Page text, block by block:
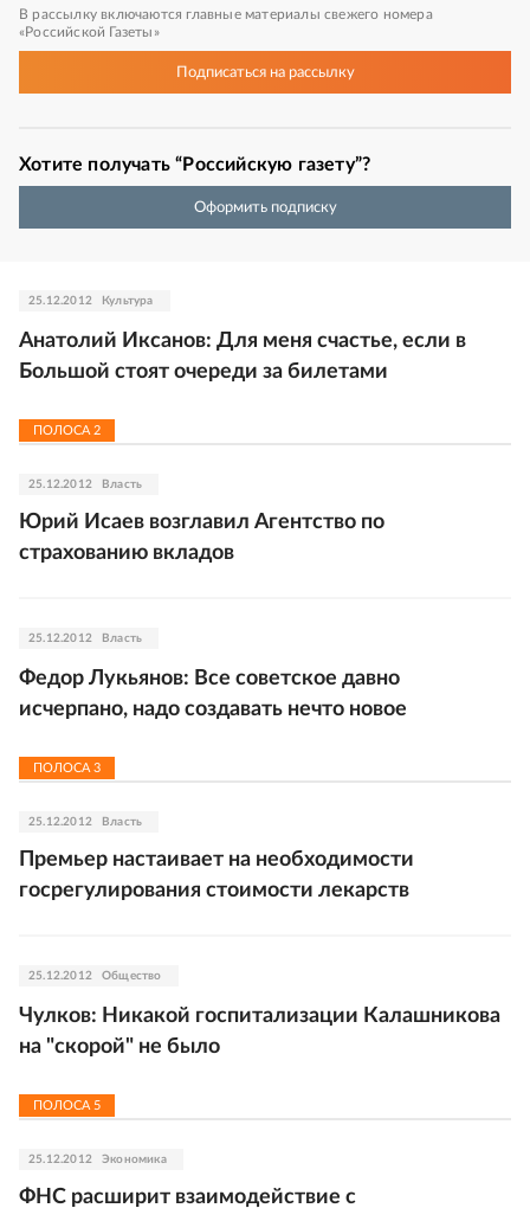
В рассылку включаются главные материалы свежего номера
«Российской Газеты»
Подписатьсяна рассылку
Хотите получать “Российскую газету”?
Оформить подписку
25.12.2012 Культура
Анатолий Иксанов: Для меня счастье, если в
Большой стоят очереди за билетами
ПОЛОСА 2
25.12.2012 Власть
Юрий Исаев возглавил Агентство по
страхованию вкладов
25.12.2012 Власть
Федор Лукьянов: Все советское давно
исчерпано, надо создавать нечто новое
ПОЛОСА 3
25.12.2012 Власть
Премьер настаивает на необходимости
госрегулирования стоимости лекарств
25.12.2012 Общество
Чулков: Никакой госпитализации Калашникова
на "скорой" не было
ПОЛОСА 5
25.12.2012 Экономика
ФНС расширит взаимодействие с